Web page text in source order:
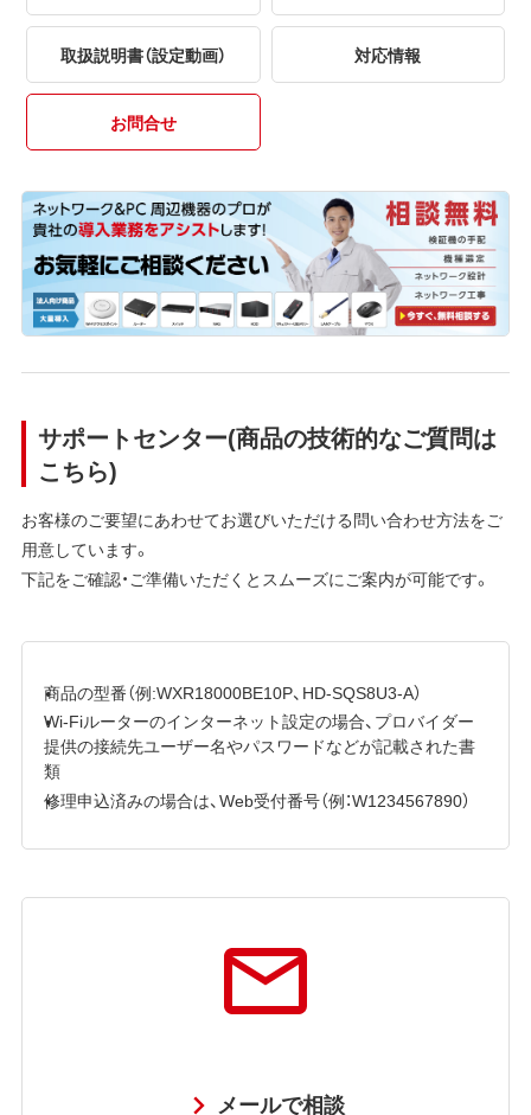
取扱説明書（設定動画） 対応情報
お問合せ
サポートセンター(商品の技術的なご質問は
こちら)
お客様のご要望にあわせてお選びいただける問い合わせ方法をご
用意しています。
下記をご確認・ご準備いただくとスムーズにご案内が可能です。
商品の型番（例:WXR18000BE10P、HD-SQS8U3-A）
Wi-Fiルーターのインターネット設定の場合、プロバイダー
提供の接続先ユーザー名やパスワードなどが記載された書
類
修理申込済みの場合は、Web受付番号（例：W1234567890）
メールで相談